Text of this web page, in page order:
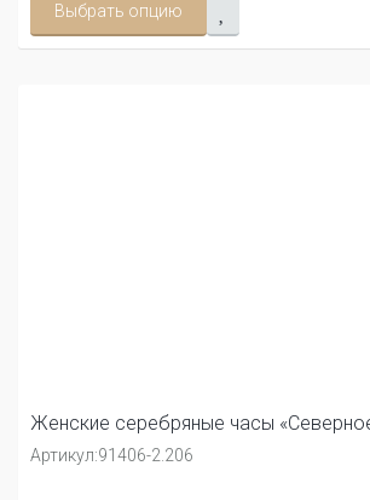
Выбрать опцию
Женские серебряные часы
Артикул:91406-2.206